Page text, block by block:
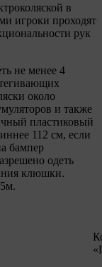
в
игроки проходят
рук
не менее 4
около
и также
пластиковый
112 см, если
бампер
одеть
клюшки.